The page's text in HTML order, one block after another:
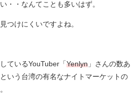
・・なんてことも多いはず。
つけにくいですよね。
ているYouTuber「 Yenlyn 」さんの数あ
いう台湾の有名なナイトマーケットの